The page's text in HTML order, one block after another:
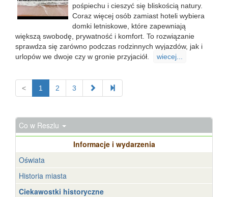
pośpiechu i cieszyć się bliskością natury.
Coraz więcej osób zamiast hoteli wybiera
domki letniskowe, które zapewniają
większą swobodę, prywatność i komfort. To rozwiązanie
sprawdza się zarówno podczas rodzinnych wyjazdów, jak i
urlopów we dwoje czy w gronie przyjaciół.
wiecej...
< 1 2 3
Co w Reszlu
Informacje i wydarzenia
Oświata
Historia miasta
Ciekawostki historyczne